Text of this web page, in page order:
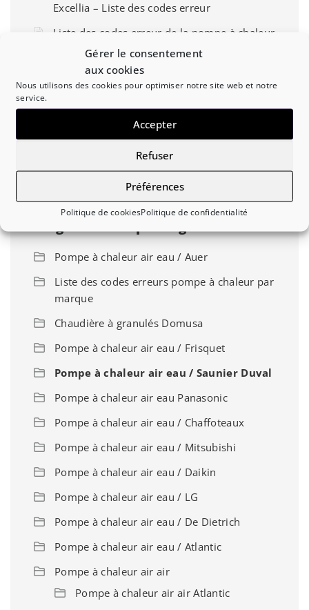
Gérer le consentement
aux cookies
Nous utilisons des cookies pour optimiser notre site web et notre
service.
Accepter
Refuser
Préférences
Politique de cookiesPolitique de confidentialité
Excellia – Liste des codes erreur
Liste des codes erreur de la pompe à chaleur
air eau Panasonic Aquarea T-CAP série H
Liste des codes erreur de la pompe à chaleur
air eau Chaffoteaux Arianext Compact M
air eau Ecodan Hydrobox
Liste des codes erreur de la pompe à chaleur
air eau De Dietrich Alezio AWHP-V200
Pompe à chaleur air eau / Auer
Liste des codes erreurs pompe à chaleur par
marque
Chaudière à granulés Domusa
Pompe à chaleur air eau / Frisquet
Pompe à chaleur air eau / Saunier Duval
Pompe à chaleur air eau Panasonic
Pompe à chaleur air eau / Chaffoteaux
Pompe à chaleur air eau / Mitsubishi
Pompe à chaleur air eau / Daikin
Pompe à chaleur air eau / LG
Pompe à chaleur air eau / De Dietrich
Pompe à chaleur air eau / Atlantic
Pompe à chaleur air air
Pompe à chaleur air air Atlantic